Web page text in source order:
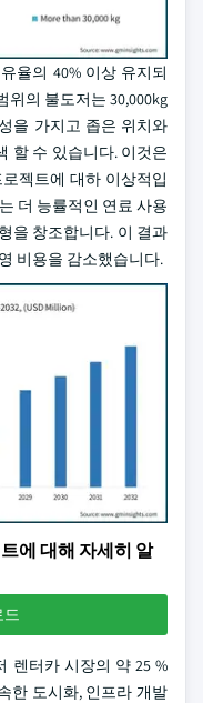
율의 40% 이상 유지되
위의 불도저는 30,000kg
을 가지고 좁은 위치와
할 수 있습니다. 이것은
젝트에 대하 이상적입
더 능률적인 연료 사용
을 창조합니다. 이 결과
비용을 감소했습니다.
에 대해 자세히 알
드
렌터카 시장의 약 25 %
한 도시화, 인프라 개발